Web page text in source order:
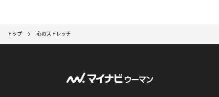
トップ 心のストレッチ